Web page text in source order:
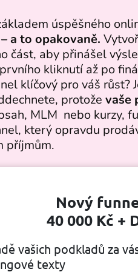
úspěšného
a to opakovaně.
část, aby přinášel
kliknutí až po
klíčový pro váš růst?
protože vaše
MLM nebo kurzy,
který opravdu
příjmům.
Nový
40 000 Kč +
vašich podkladů za
texty